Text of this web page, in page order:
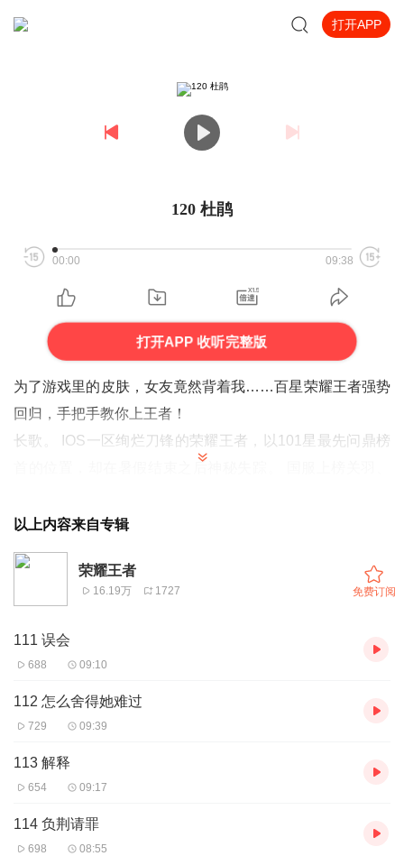
打开APP
120 杜鹃
00:00 09:38
打开APP 收听完整版
为了游戏里的皮肤，女友竟然背着我……百星荣耀王者强势
回归，手把手教你上王者！
长歌。 IOS一区绚烂刀锋的荣耀王者，以101星最先问鼎榜
称号，只可惜这位神秘高手，已经有整整两个月的时间没有
上线了。 “这次，要出手了吗？”
感谢您收听《荣耀王者》，喜欢的话，记得关注订阅呦！
以上内容来自专辑
荣耀王者
16.19万 1727 免费订阅
111 误会
688 09:10
112 怎么舍得她难过
729 09:39
113 解释
654 09:17
114 负荆请罪
698 08:55